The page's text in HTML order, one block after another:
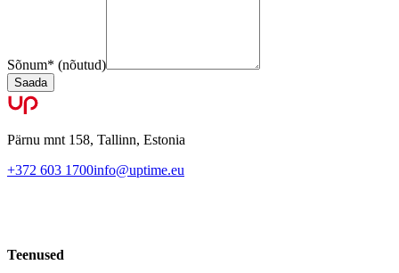
Sõnum* (nõutud)
Saada
Pärnu mnt 158, Tallinn, Estonia
+372 603 1700info@uptime.eu
Teenused